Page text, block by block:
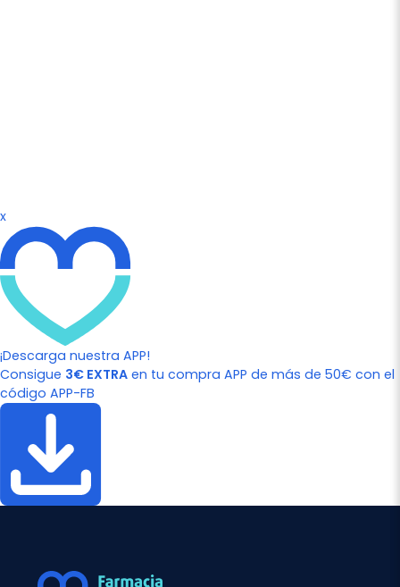
x
¡Descarga nuestra APP!
Consigue 3€ EXTRA en tu compra APP de más de 50€ con el
código APP-FB